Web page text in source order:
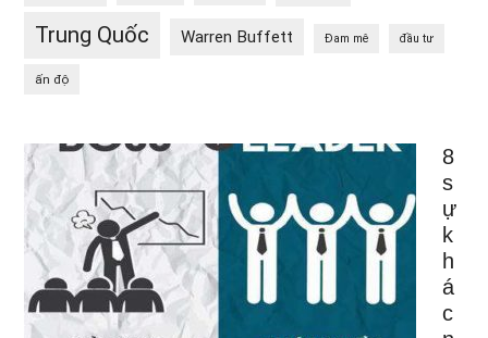
Trung Quốc Warren Buffett Đam mê đầu tư
ấn độ
8
s
ự
k
h
á
c